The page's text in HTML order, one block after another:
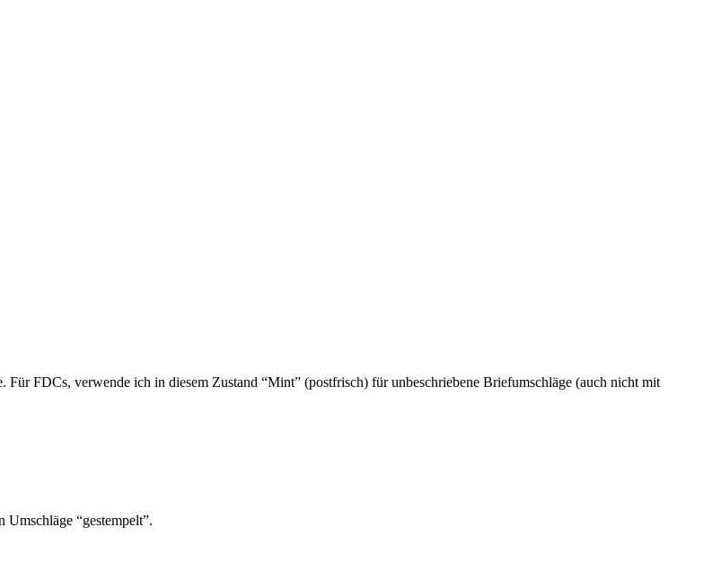
FDCs, verwende ich in diesem Zustand “Mint” (postfrisch) für unbeschriebene Briefumschläge (auch nicht mit
“gestempelt”.